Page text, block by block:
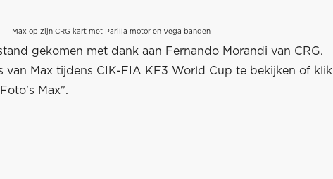
Max op zijn CRG kart met Parilla motor en Vega banden
gekomen met dank aan Fernando Morandi van CRG.
van Max tijdens CIK-FIA KF3 World Cup te bekijken of klik
Max".